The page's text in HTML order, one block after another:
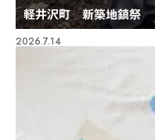
軽井沢町 新築地鎮祭
2026.7.14